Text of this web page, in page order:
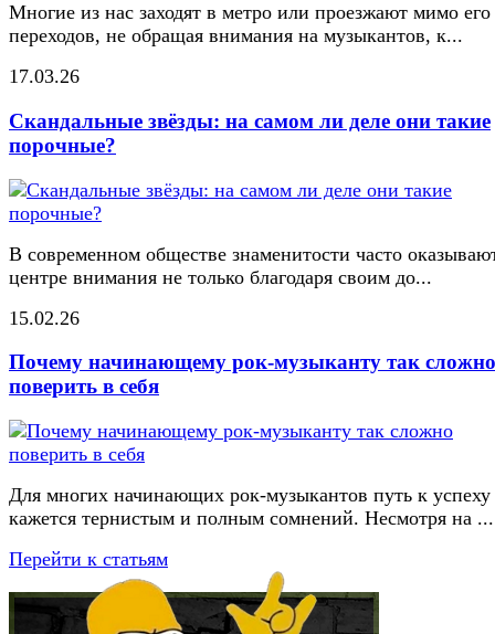
Многие из нас заходят в метро или проезжают мимо его
переходов, не обращая внимания на музыкантов, к...
17.03.26
Скандальные звёзды: на самом ли деле они такие
порочные?
В современном обществе знаменитости часто
центре внимания не только благодаря своим до...
15.02.26
Почему начинающему рок-музыканту так сложно
поверить в себя
Для многих начинающих рок-музыкантов путь к успеху
кажется тернистым и полным сомнений. Несмотря на ...
Перейти к статьям